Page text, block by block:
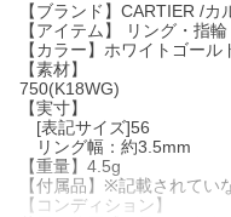
【ブランド】CARTIER /カ
【アイテム】 リング・指輪
【カラー】ホワイトゴール
【素材】
750(K18WG)
【実寸】
[表記サイズ]56
リング幅：約3.5mm
【重量】4.5g
【付属品】※記載されてい
【コンディション】